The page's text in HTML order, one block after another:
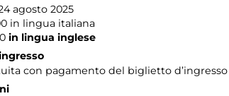
agosto 2025
in lingua italiana
in lingua inglese
con pagamento del biglietto